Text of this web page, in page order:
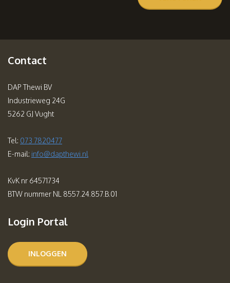
Contact
DAP Thewi BV
Industrieweg 24G
5262 GJ Vught
Tel: 073 7820477
E-mail: info@dapthewi.nl
KvK nr 64571734
BTW nummer NL 8557.24.857.B.01
Login Portal
INLOGGEN